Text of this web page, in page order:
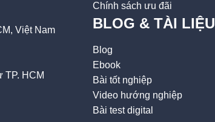
Việt Nam
TP. HCM
Chính sách ưu đãi
BLOG & TÀI LIỆU
Blog
Ebook
Bài tốt nghiệp
Video hướng nghiệp
Bài test digital